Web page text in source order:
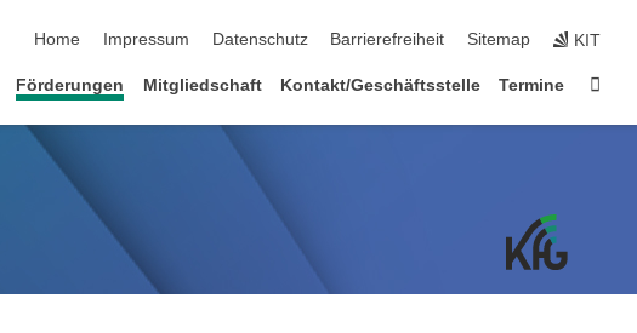
Home
Impressum Datenschutz Barrierefreiheit Sitemap KIT
Förderungen Mitgliedschaft Kontakt/Geschäftsstelle Termine